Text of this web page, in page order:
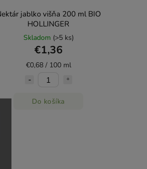
jablko višňa 200 ml BIO
HOLLINGER
Skladom (>5 ks)
€1,36
€0,68 / 100 ml
Do košíka